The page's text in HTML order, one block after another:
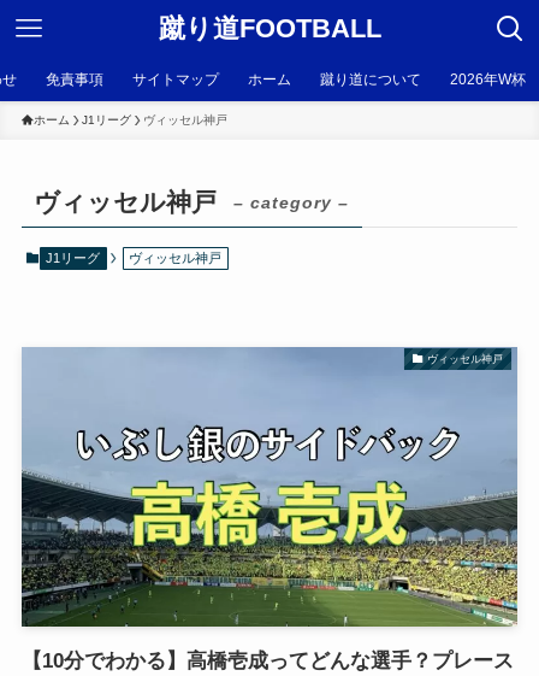
蹴り道FOOTBALL
免責事項 サイトマップ ホーム 蹴り道について 2026年W杯
ホーム J1リーグ ヴィッセル神戸
ヴィッセル神戸 – category –
J1リーグ ヴィッセル神戸
ヴィッセル神戸
【10分でわかる】高橋壱成ってどんな選手？プレース